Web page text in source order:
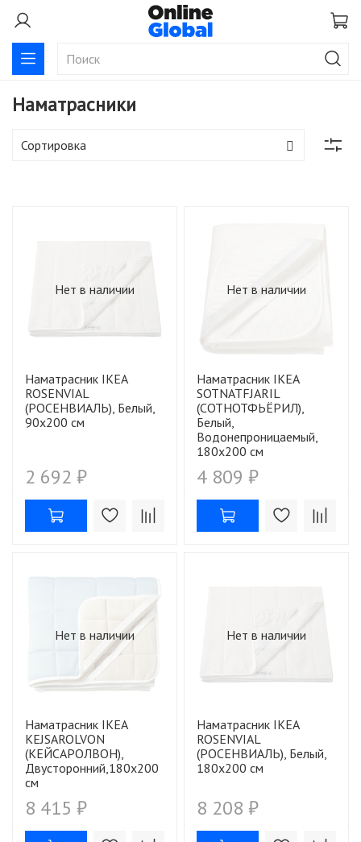
Наматрасники
Нет в наличии
Наматрасник IKEA
ROSENVIAL
(РОСЕНВИАЛЬ), Белый,
90х200 см
2 692 ₽
Нет в наличии
Наматрасник IKEA
SOTNATFJARIL
(СОТНОТФЬЁРИЛ),
Белый,
Водонепроницаемый,
180х200 см
4 809 ₽
Нет в наличии
Наматрасник IKEA
KEJSAROLVON
(КЕЙСАРОЛВОН),
Двусторонний,180х200
см
8 415 ₽
Нет в наличии
Наматрасник IKEA
ROSENVIAL
(РОСЕНВИАЛЬ), Белый,
180х200 см
8 208 ₽